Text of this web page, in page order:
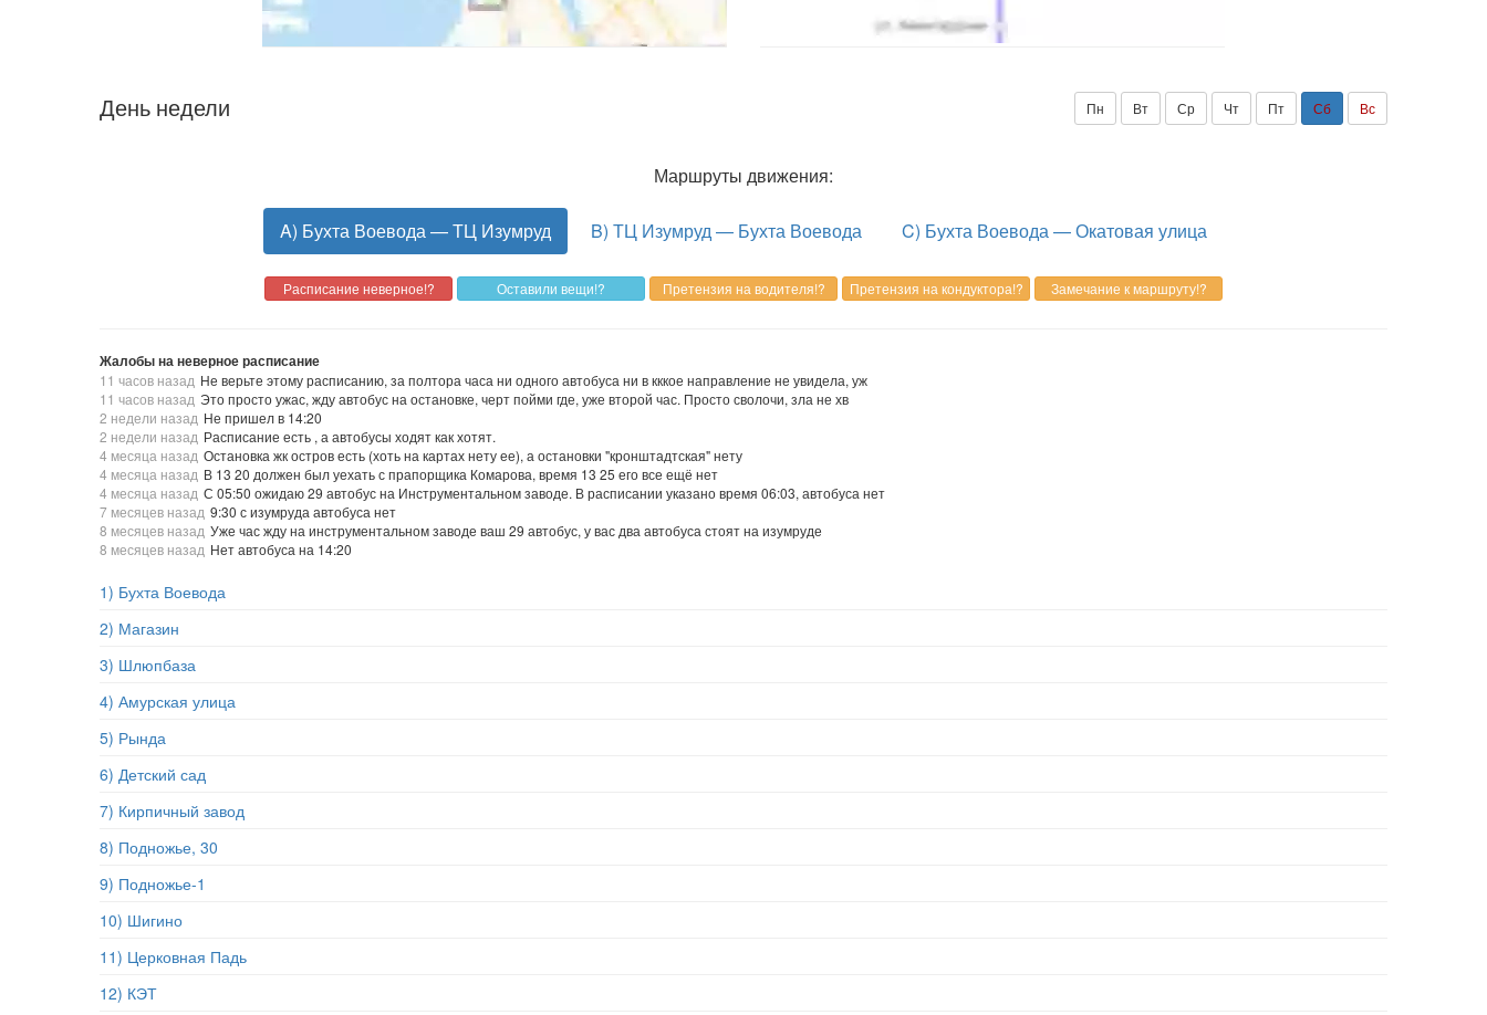
День недели Пн Вт Ср Чт Пт Сб Вс
Маршруты движения:
A) Бухта Воевода — ТЦ Изумруд B) ТЦ Изумруд — Бухта Воевода C) Бухта Воевода — Окатовая улица
Жалобы на неверное расписание
11 часов назад Не верьте этому расписанию, за полтора часа ни одного автобуса ни в кккое направление не увидела, уж
11 часов назад Это просто ужас, жду автобус на остановке, черт пойми где, уже второй час. Просто сволочи, зла не хв
2 недели назад Не пришел в 14:20
2 недели назад Расписание есть , а автобусы ходят как хотят.
4 месяца назад Остановка жк остров есть (хоть на картах нету ее), а остановки "кронштадтская" нету
4 месяца назад В 13 20 должен был уехать с прапорщика Комарова, время 13 25 его все ещё нет
4 месяца назад С 05:50 ожидаю 29 автобус на Инструментальном заводе. В расписании указано время 06:03, автобуса нет
7 месяцев назад 9:30 с изумруда автобуса нет
8 месяцев назад Уже час жду на инструментальном заводе ваш 29 автобус, у вас два автобуса стоят на изумруде
8 месяцев назад Нет автобуса на 14:20
1) Бухта Воевода
2) Магазин
3) Шлюпбаза
4) Амурская улица
5) Рында
6) Детский сад
7) Кирпичный завод
8) Подножье, 30
9) Подножье-1
10) Шигино
11) Церковная Падь
12) КЭТ